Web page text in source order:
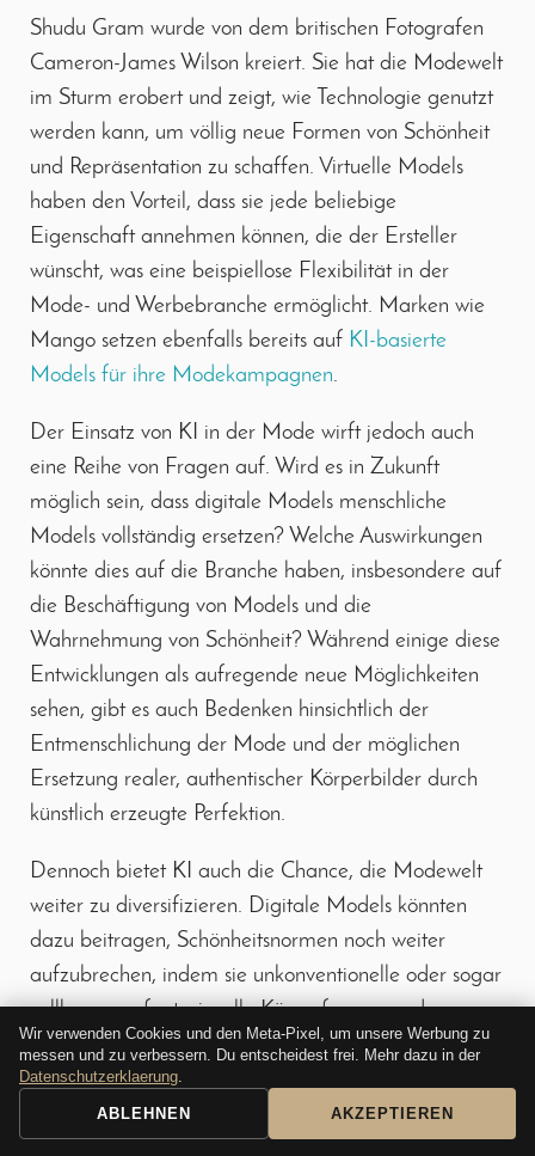
Shudu Gram wurde von dem britischen Fotografen
Cameron-James Wilson kreiert. Sie hat die Modewelt
im Sturm erobert und zeigt, wie Technologie genutzt
werden kann, um völlig neue Formen von Schönheit
und Repräsentation zu schaffen. Virtuelle Models
haben den Vorteil, dass sie jede beliebige
Eigenschaft annehmen können, die der Ersteller
wünscht, was eine beispiellose Flexibilität in der
Mode- und Werbebranche ermöglicht. Marken wie
Mango setzen ebenfalls bereits auf KI-basierte
Models für ihre Modekampagnen.
Der Einsatz von KI in der Mode wirft jedoch auch
eine Reihe von Fragen auf. Wird es in Zukunft
möglich sein, dass digitale Models menschliche
Models vollständig ersetzen? Welche Auswirkungen
könnte dies auf die Branche haben, insbesondere auf
die Beschäftigung von Models und die
Wahrnehmung von Schönheit? Während einige diese
Entwicklungen als aufregende neue Möglichkeiten
sehen, gibt es auch Bedenken hinsichtlich der
Entmenschlichung der Mode und der möglichen
Ersetzung realer, authentischer Körperbilder durch
künstlich erzeugte Perfektion.
Dennoch bietet KI auch die Chance, die Modewelt
weiter zu diversifizieren. Digitale Models könnten
dazu beitragen, Schönheitsnormen noch weiter
aufzubrechen, indem sie unkonventionelle oder sogar
vollkommen fantasievolle Körperformen und
Erscheinungsbilder darstellen. Dies könnte zu einer
noch größeren Akzeptanz von Vielfalt führen, auch
wenn die Grenze zwischen Realität und Fiktion dabei
Wir verwenden Cookies und den Meta-Pixel, um unsere Werbung zu
messen und zu verbessern. Du entscheidest frei. Mehr dazu in der
Datenschutzerklaerung.
ABLEHNEN AKZEPTIEREN